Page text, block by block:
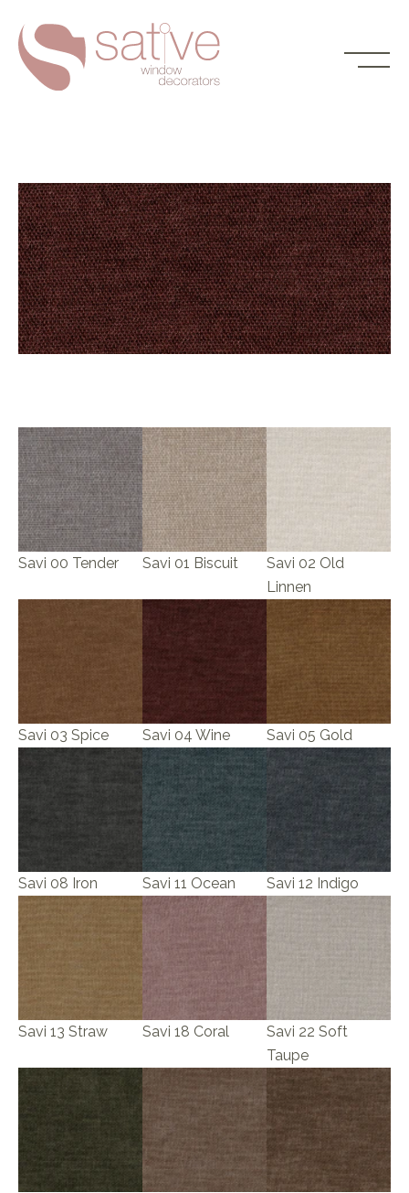
Savi 00 Tender Savi 01 Biscuit
Savi 02 Old
Linnen
Savi 03 Spice Savi 04 Wine Savi 05 Gold
Savi 08 Iron Savi 11 Ocean Savi 12 Indigo
Savi 13 Straw Savi 18 Coral
Savi 22 Soft
Taupe